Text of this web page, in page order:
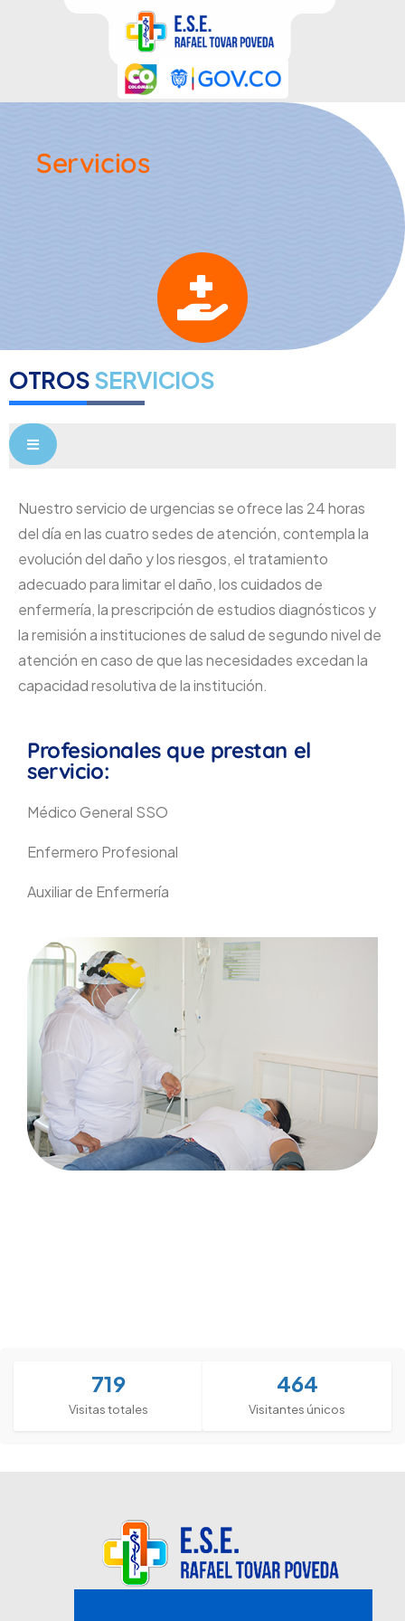
Servicios
OTROSSERVICIOS
Menú conmutador hamburguesa
Nuestro servicio de urgencias se ofrece las 24 horas
del día en las cuatro sedes de atención, contempla la
evolución del daño y los riesgos, el tratamiento
adecuado para limitar el daño, los cuidados de
enfermería, la prescripción de estudios diagnósticos y
la remisión a instituciones de salud de segundo nivel de
atención en caso de que las necesidades excedan la
capacidad resolutiva de la institución.
Profesionales que prestan el
servicio:
Médico General SSO
Enfermero Profesional
Auxiliar de Enfermería
719
Visitas totales
464
Visitantes únicos